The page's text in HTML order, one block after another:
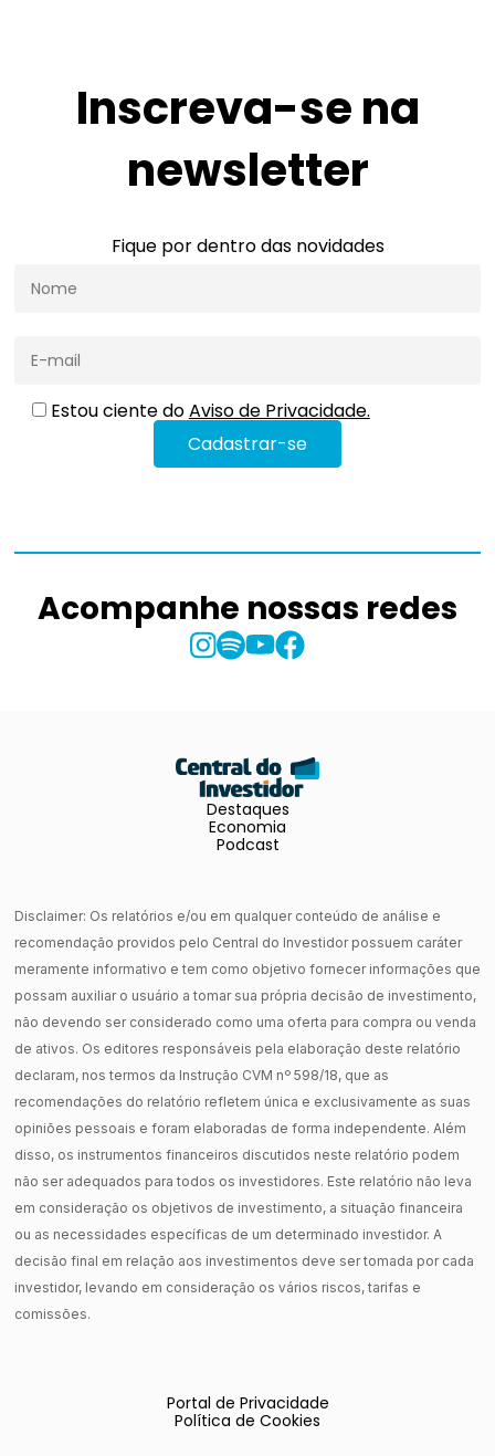
Inscreva-se na
newsletter
Fique por dentro das novidades
Estou ciente doAviso de Privacidade.
Acompanhe nossas redes
Destaques
Economia
Podcast
Disclaimer: Os relatórios e/ou em qualquer conteúdo de análise e
recomendação providos pelo Central do Investidor possuem caráter
meramente informativo e tem como objetivo fornecer informações que
possam auxiliar o usuário a tomar sua própria decisão de investimento,
não devendo ser considerado como uma oferta para compra ou venda
de ativos. Os editores responsáveis pela elaboração deste relatório
declaram, nos termos da Instrução CVM nº 598/18, que as
recomendações do relatório refletem única e exclusivamente as suas
opiniões pessoais e foram elaboradas de forma independente. Além
disso, os instrumentos financeiros discutidos neste relatório podem
não ser adequados para todos os investidores. Este relatório não leva
em consideração os objetivos de investimento, a situação financeira
ou as necessidades específicas de um determinado investidor. A
decisão final em relação aos investimentos deve ser tomada por cada
investidor, levando em consideração os vários riscos, tarifas e
comissões.
Portal de Privacidade
Política de Cookies